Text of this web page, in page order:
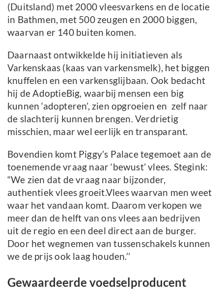
(Duitsland) met 2000 vleesvarkens en de locatie
in Bathmen, met 500 zeugen en 2000 biggen,
waarvan er 140 buiten komen.
Daarnaast ontwikkelde hij initiatieven als
Varkenskaas (kaas van varkensmelk), het biggen
knuffelen en een varkensglijbaan. Ook bedacht
hij de AdoptieBig, waarbij mensen een big
kunnen ‘adopteren’, zien opgroeien en zelf naar
de slachterij kunnen brengen. Verdrietig
misschien, maar wel eerlijk en transparant.
Bovendien komt Piggy’s Palace tegemoet aan de
toenemende vraag naar ‘bewust’ vlees. Stegink:
“We zien dat de vraag naar bijzonder,
authentiek vlees groeit.Vlees waarvan men weet
waar het vandaan komt. Daarom verkopen we
meer dan de helft van ons vlees aan bedrijven
uit de regio en een deel direct aan de burger.
Door het wegnemen van tussenschakels kunnen
we de prijs ook laag houden.’’
Gewaardeerde voedselproducent